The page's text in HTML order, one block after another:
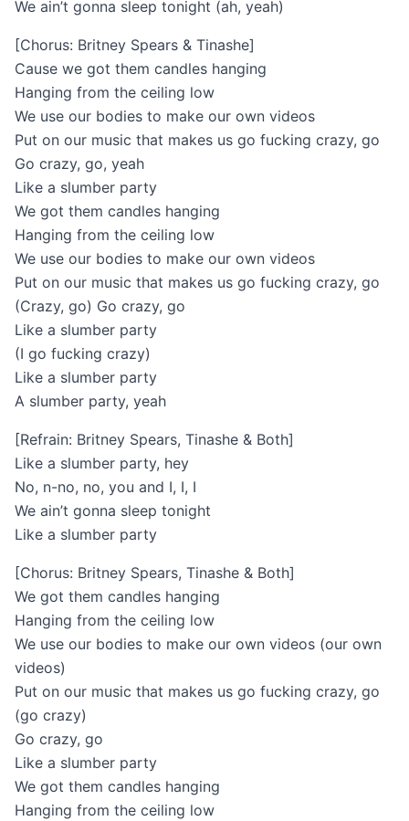
We ain’t gonna sleep tonight (ah, yeah)
[Chorus: Britney Spears & Tinashe]
Cause we got them candles hanging
Hanging from the ceiling low
We use our bodies to make our own videos
Put on our music that makes us go fucking crazy, go
Go crazy, go, yeah
Like a slumber party
We got them candles hanging
Hanging from the ceiling low
We use our bodies to make our own videos
Put on our music that makes us go fucking crazy, go
(Crazy, go) Go crazy, go
Like a slumber party
(I go fucking crazy)
Like a slumber party
A slumber party, yeah
[Refrain: Britney Spears, Tinashe & Both]
Like a slumber party, hey
No, n-no, no, you and I, I, I
We ain’t gonna sleep tonight
Like a slumber party
[Chorus: Britney Spears, Tinashe & Both]
We got them candles hanging
Hanging from the ceiling low
We use our bodies to make our own videos (our own
videos)
Put on our music that makes us go fucking crazy, go
(go crazy)
Go crazy, go
Like a slumber party
We got them candles hanging
Hanging from the ceiling low